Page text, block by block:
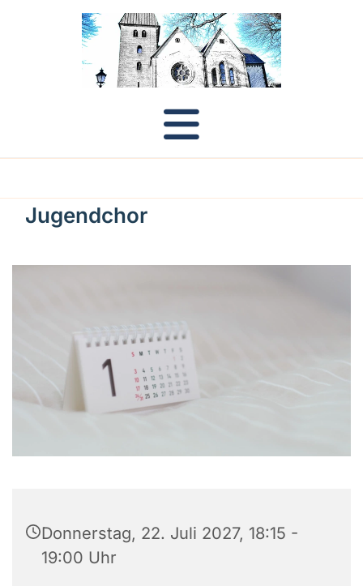
Jugendchor
Donnerstag, 22. Juli 2027, 18:15 -
19:00 Uhr